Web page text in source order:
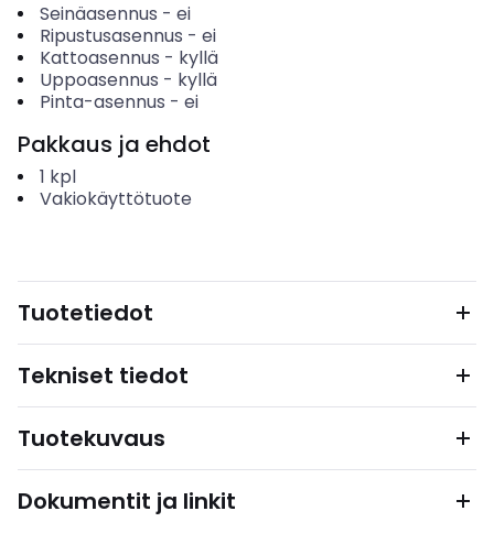
Seinäasennus - ei
Ripustusasennus - ei
Kattoasennus - kyllä
Uppoasennus - kyllä
Pinta-asennus - ei
Pakkaus ja ehdot
1 kpl
Vakiokäyttötuote
Tuotetiedot
Tekniset tiedot
Tuotekuvaus
Dokumentit ja linkit